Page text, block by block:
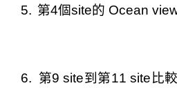
5. 第4個site的 Ocean
6. 第9 site到第11 site 比